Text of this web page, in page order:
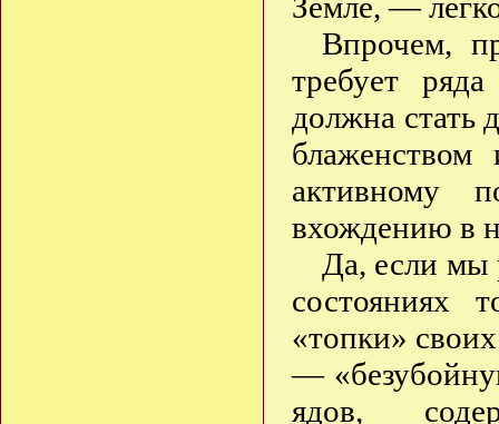
Впрочем,
требует
должна стать
активному
вхождению в
Да, если мы
состояниях
«топки»
—
ядов,